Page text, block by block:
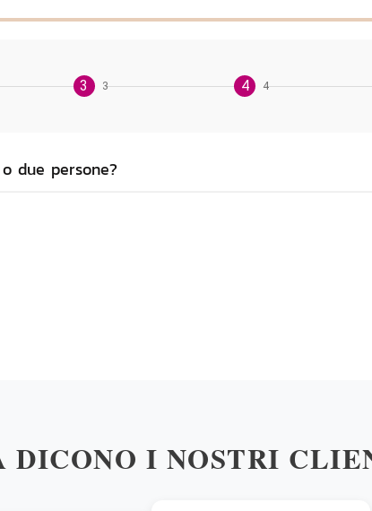
3 3 4 4
due persone?
DICONO I NOSTRI